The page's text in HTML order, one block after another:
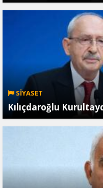
SİYASET
Kılıçdaroğlu